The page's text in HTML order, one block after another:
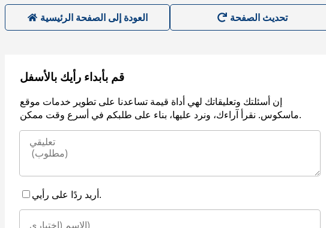
العودة إلى الصفحة الرئيسية
قم بأبداء رأيك بالأسفل
إن أسئلتك وتعليقاتك لهي أداة قيمة تساعدنا على تطوير خدمات موقع
ماسكوس. نقرأ آراءك، ونرد عليها، بناء على طلبكم في أسرع وقت ممكن.
أريد ردًا على رأيي.